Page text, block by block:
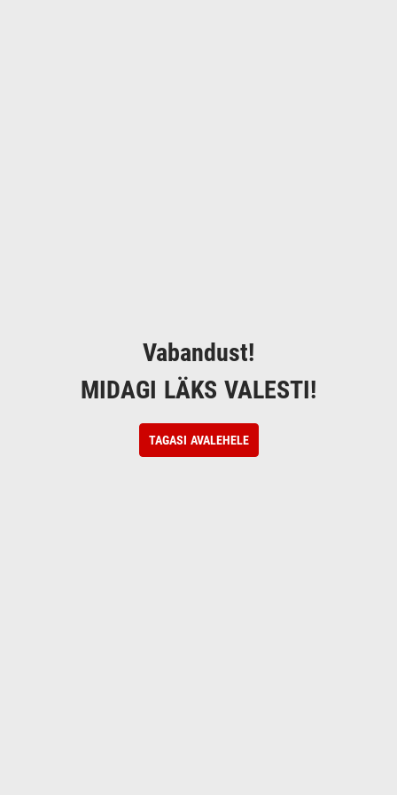
Vabandust!
MIDAGI LÄKS VALESTI!
TAGASI AVALEHELE